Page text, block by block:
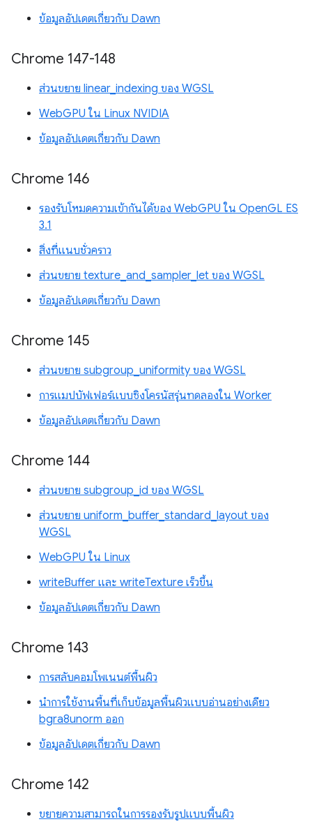
ข้อมูลอัปเดตเกี่ยวกับ Dawn
Chrome 147-148
ส่วนขยาย linear_indexing ของ WGSL
WebGPU ใน Linux NVIDIA
ข้อมูลอัปเดตเกี่ยวกับ Dawn
Chrome 146
รองรับโหมดความเข้ากันได้ของ WebGPU ใน OpenGL ES
3.1
สิ่งที่แนบชั่วคราว
ส่วนขยาย texture_and_sampler_let ของ WGSL
ข้อมูลอัปเดตเกี่ยวกับ Dawn
Chrome 145
ส่วนขยาย subgroup_uniformity ของ WGSL
การแมปบัฟเฟอร์แบบซิงโครนัสรุ่นทดลองใน Worker
ข้อมูลอัปเดตเกี่ยวกับ Dawn
Chrome 144
ส่วนขยาย subgroup_id ของ WGSL
ส่วนขยาย uniform_buffer_standard_layout ของ
WGSL
WebGPU ใน Linux
writeBuffer และ writeTexture เร็วขึ้น
ข้อมูลอัปเดตเกี่ยวกับ Dawn
Chrome 143
การสลับคอมโพเนนต์พื้นผิว
นำการใช้งานพื้นที่เก็บข้อมูลพื้นผิวแบบอ่านอย่างเดียว
bgra8unorm ออก
ข้อมูลอัปเดตเกี่ยวกับ Dawn
Chrome 142
ขยายความสามารถในการรองรับรูปแบบพื้นผิว